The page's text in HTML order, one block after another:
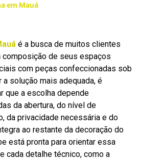
em Mauá
é a busca de muitos clientes
composição de seus espaços
com peças confeccionadas sob
a solução mais adequada, é
que a escolha depende
da abertura, do nível de
da privacidade necessária e do
ao restante da decoração do
está pronta para orientar essa
cada detalhe técnico, como a